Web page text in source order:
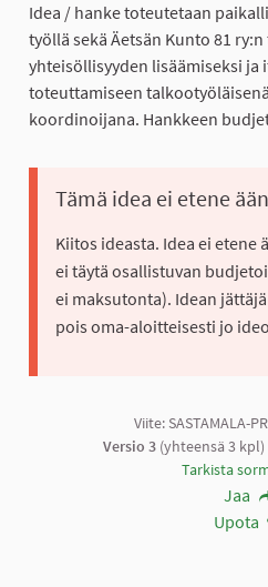
Idea / hanke toteutetaan
työllä sekä Äetsän Kunto 81
yhteisöllisyyden lisäämiseksi ja
toteuttamiseen
koordinoijana. Hankkeen
Tämä idea ei etene
Kiitos ideasta. Idea ei etene
ei täytä osallistuvan
ei maksutonta). Idean
pois oma-aloitteisesti jo
Viite: SASTAMALA-
Versio 3(yhteensä 3 kpl)
Tarkista
Jaa
Upota